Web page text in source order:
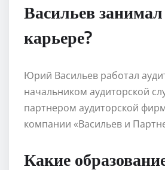
Васильев занимал
карьере?
Юрий Васильев работал
начальником аудиторской
партнером аудиторской
компании «Васильев и
Какие